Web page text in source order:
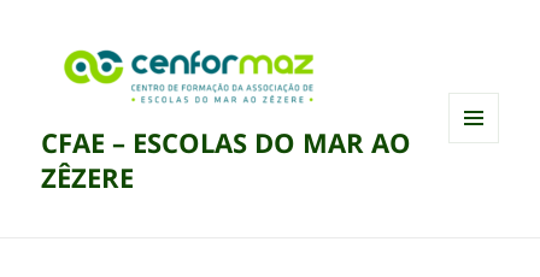
CFAE – ESCOLAS DO MAR AO
ZÊZERE